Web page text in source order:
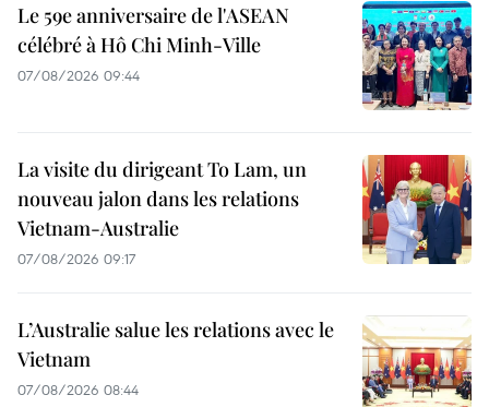
Le 59e anniversaire de l'ASEAN
célébré à Hô Chi Minh-Ville
07/08/2026 09:44
La visite du dirigeant To Lam, un
nouveau jalon dans les relations
Vietnam-Australie
07/08/2026 09:17
L’Australie salue les relations avec le
Vietnam
07/08/2026 08:44